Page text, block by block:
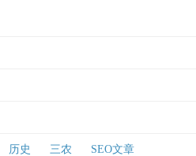
历史 三农 SEO文章